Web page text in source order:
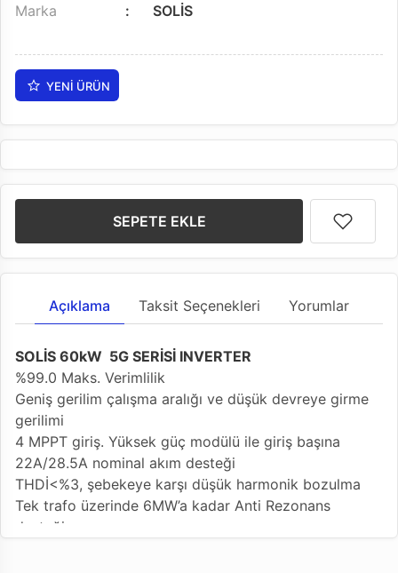
Marka SOLİS
YENI ÜRÜN
SEPETE EKLE
Açıklama Taksit Seçenekleri Yorumlar
SOLİS 60kW 5G SERİSİ INVERTER
%99.0 Maks. Verimlilik
Geniş gerilim çalışma aralığı ve düşük devreye girme
gerilimi
4 MPPT giriş. Yüksek güç modülü ile giriş başına
22A/28.5A nominal akım desteği
THDİ<%3, şebekeye karşı düşük harmonik bozulma
Tek trafo üzerinde 6MW’a kadar Anti Rezonans
desteği